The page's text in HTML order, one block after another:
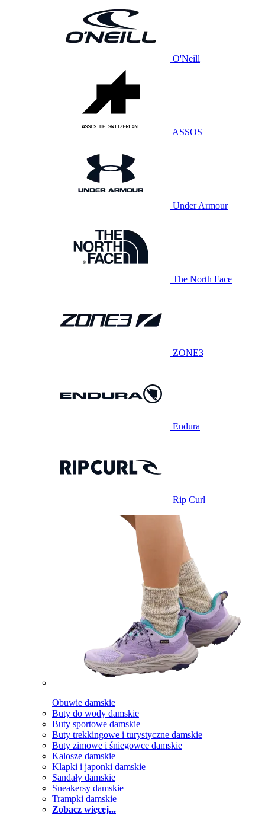
O'Neill
ASSOS
Under Armour
The North Face
ZONE3
Endura
Rip Curl
Obuwie damskie
Buty do wody damskie
Buty sportowe damskie
Buty trekkingowe i turystyczne damskie
Buty zimowe i śniegowce damskie
Kalosze damskie
Klapki i japonki damskie
Sandały damskie
Sneakersy damskie
Trampki damskie
Zobacz więcej...